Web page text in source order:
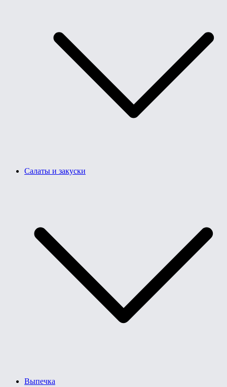
Салаты и закуски
Выпечка